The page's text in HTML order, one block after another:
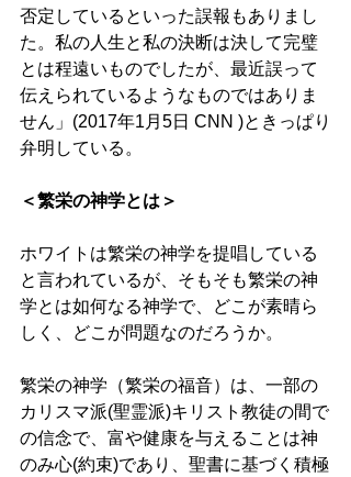
否定しているといった誤報もありまし
た。私の人生と私の決断は決して完璧
とは程遠いものでしたが、最近誤って
伝えられているようなものではありま
せん」(2017年1月5日 CNN )ときっぱり
弁明している。
＜繁栄の神学とは＞
ホワイトは繁栄の神学を提唱している
と言われているが、そもそも繁栄の神
学とは如何なる神学で、どこが素晴ら
しく、どこが問題なのだろうか。
繁栄の神学（繁栄の福音）は、一部の
カリスマ派(聖霊派)キリスト教徒の間で
の信念で、富や健康を与えることは神
のみ心(約束)であり、聖書に基づく積極